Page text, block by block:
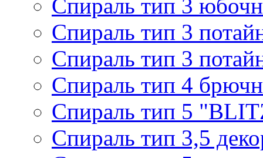
Спираль тип 3
Спираль тип 3
Спираль тип 3
Спираль тип 4
Спираль тип 5
Спираль тип 3,5